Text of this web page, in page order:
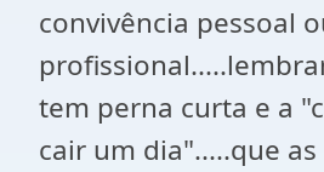
convivência pessoal
tem perna curta e a
cair um dia".....que as